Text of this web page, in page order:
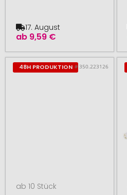
ab 9,59 €
17. August
48H PRODUKTION # 350.223126
ab 10 Stück